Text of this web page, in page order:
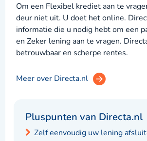
Om een Flexibel krediet aan te
deur niet uit. U doet het online.
informatie die u nodig hebt om een
en Zeker lening aan te vragen.
betrouwbaar en scherpe rentes.
Meer over Directa.nl
Pluspunten van Directa.nl
Zelf eenvoudig uw lening